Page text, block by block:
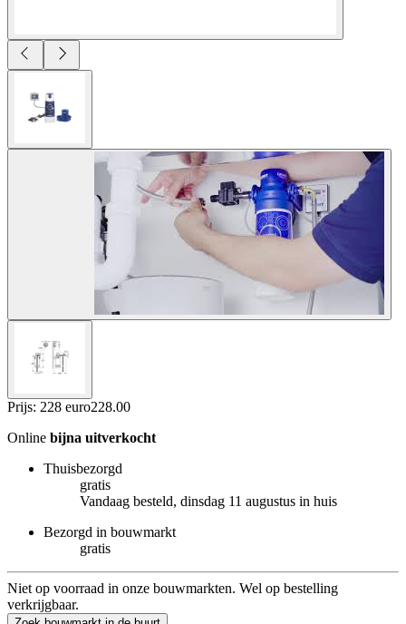
Prijs: 228 euro228.00
Online bijna uitverkocht
Thuisbezorgd
gratis
Vandaag besteld, dinsdag 11 augustus in huis
Bezorgd in bouwmarkt
gratis
Niet op voorraad in onze bouwmarkten. Wel op bestelling
verkrijgbaar.